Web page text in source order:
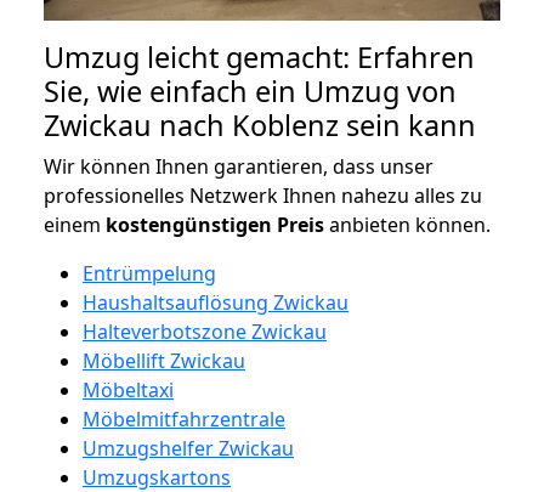
Umzug leicht gemacht: Erfahren
Sie, wie einfach ein Umzug von
Zwickau nach Koblenz sein kann
Wir können Ihnen garantieren, dass unser
professionelles Netzwerk Ihnen nahezu alles zu
einem kostengünstigen Preisanbieten können.
Entrümpelung
Haushaltsauflösung Zwickau
Halteverbotszone Zwickau
Möbellift Zwickau
Möbeltaxi
Möbelmitfahrzentrale
Umzugshelfer Zwickau
Umzugskartons